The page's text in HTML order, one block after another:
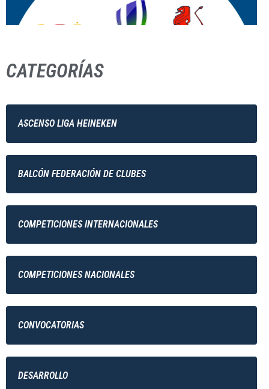
CATEGORÍAS
ASCENSO LIGA HEINEKEN
BALCÓN FEDERACIÓN DE CLUBES
COMPETICIONES INTERNACIONALES
COMPETICIONES NACIONALES
CONVOCATORIAS
DESARROLLO